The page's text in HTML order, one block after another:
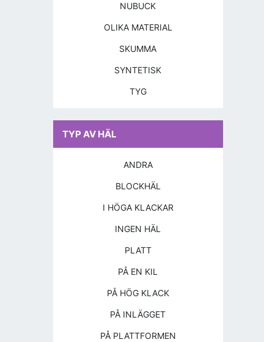
NUBUCK
OLIKA MATERIAL
SKUMMA
SYNTETISK
TYG
TYP AV HÄL
ANDRA
BLOCKHÄL
I HÖGA KLACKAR
INGEN HÄL
PLATT
PÅ EN KIL
PÅ HÖG KLACK
PÅ INLÄGGET
PÅ PLATTFORMEN